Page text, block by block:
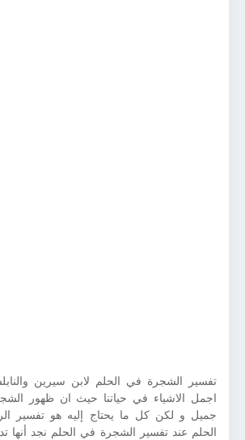
تفسير الشجرة في الحلم لابن سيرين
اجمل الاشياء في حياتنا حيث ان ظهور
جميل و لكن كل ما يحتاج إليه هو تفسير
الحلم عند تفسير الشجرة في الحلم نجد أنها